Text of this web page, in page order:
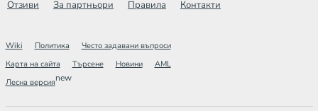
Отзиви
За партньори Правила Контакти
Wiki Политика
Често задавани въпроси
Карта на сайта
Търсене Новини
AML
Лесна версияnew